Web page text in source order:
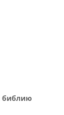
библию